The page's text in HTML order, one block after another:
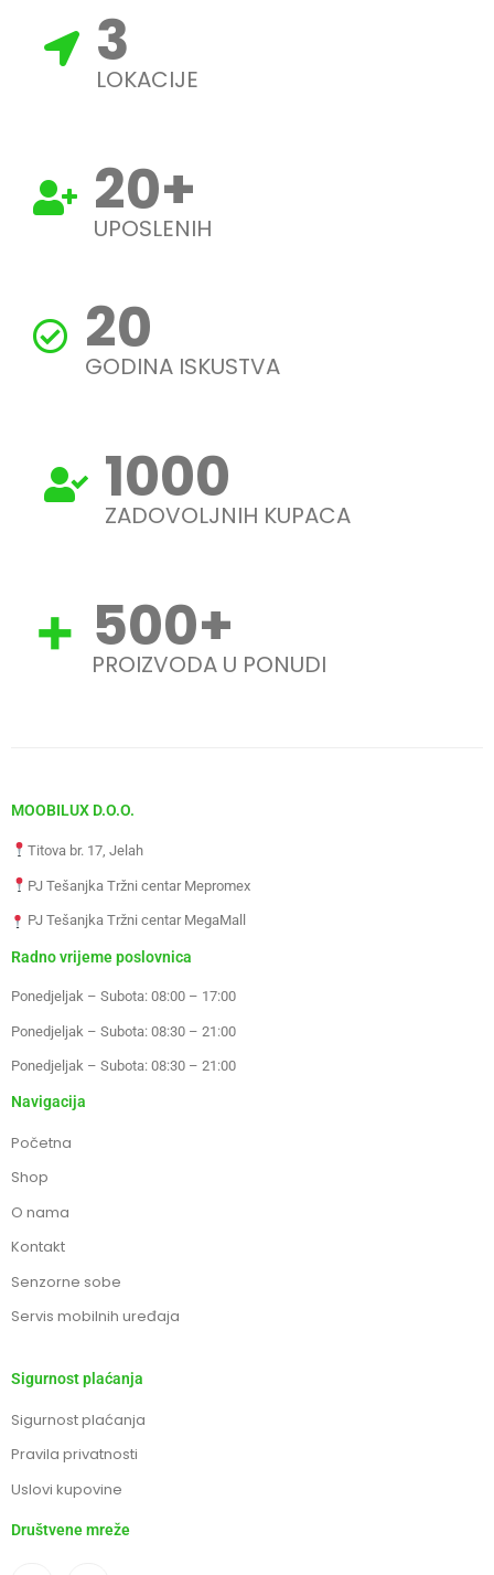
3
LOKACIJE
20+
UPOSLENIH
20
GODINA ISKUSTVA
1000
ZADOVOLJNIH KUPACA
500+
PROIZVODA U PONUDI
MOOBILUX D.O.O.
Titova br. 17, Jelah
PJ Tešanjka Tržni centar Mepromex
PJ Tešanjka Tržni centar MegaMall
Radno vrijeme poslovnica
Ponedjeljak – Subota: 08:00 – 17:00
Ponedjeljak – Subota: 08:30 – 21:00
Ponedjeljak – Subota: 08:30 – 21:00
Navigacija
Početna
Shop
O nama
Kontakt
Senzorne sobe
Servis mobilnih uređaja
Sigurnost plaćanja
Sigurnost plaćanja
Pravila privatnosti
Uslovi kupovine
Društvene mreže